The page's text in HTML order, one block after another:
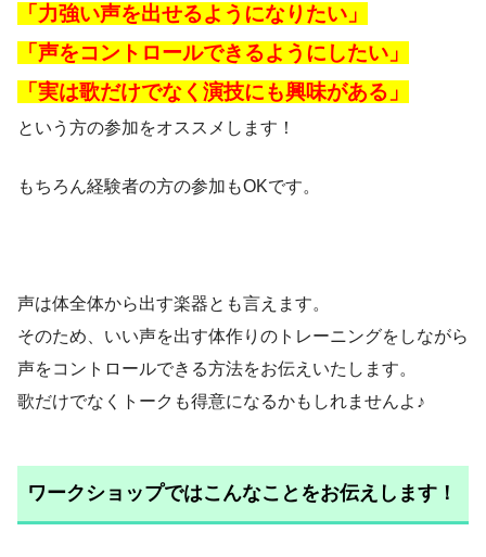
「力強い声を出せるようになりたい」
「声をコントロールできるようにしたい」
「実は歌だけでなく演技にも興味がある」
という方の参加をオススメします！
もちろん経験者の方の参加もOKです。
声は体全体から出す楽器とも言えます。
そのため、いい声を出す体作りのトレーニングをしながら
声をコントロールできる方法をお伝えいたします。
歌だけでなくトークも得意になるかもしれませんよ♪
ワークショップではこんなことをお伝えします！